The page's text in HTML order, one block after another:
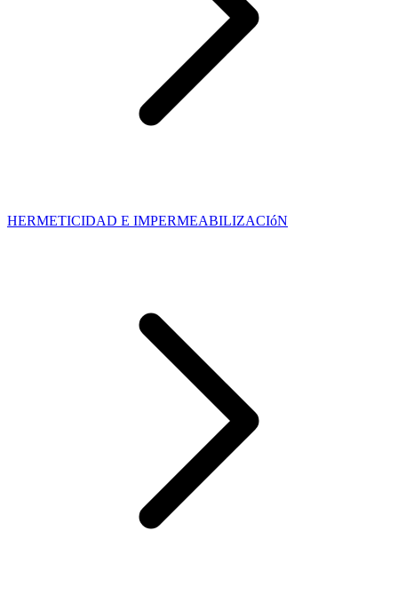
HERMETICIDAD E IMPERMEABILIZACIóN